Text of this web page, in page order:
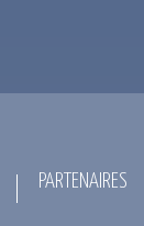
PARTENAIRES